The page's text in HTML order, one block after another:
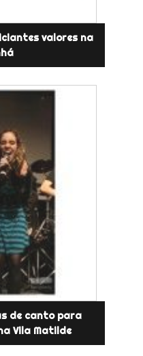
valores na
de canto para
Vila Matilde